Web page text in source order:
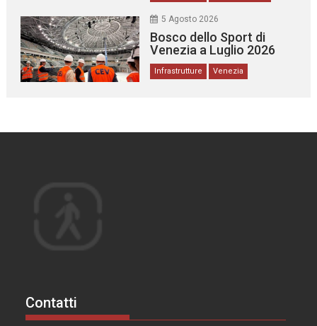
5 Agosto 2026
Bosco dello Sport di
Venezia a Luglio 2026
Infrastrutture Venezia
Contatti